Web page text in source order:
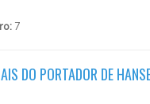
7
DO PORTADOR DE